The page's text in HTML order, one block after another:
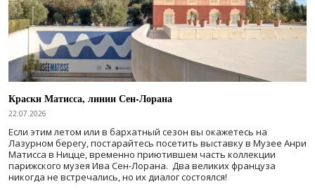
Краски Матисса, линии Сен-Лорана
22.07.2026
Если этим летом или в бархатный сезон вы окажетесь на
Лазурном берегу, постарайтесь посетить выставку в Музее Анри
Матисса в Ницце, временно приютившем часть коллекции
парижского музея Ива Сен-Лорана. Два великих француза
никогда не встречались, но их диалог состоялся!